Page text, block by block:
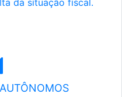
da situação fiscal.